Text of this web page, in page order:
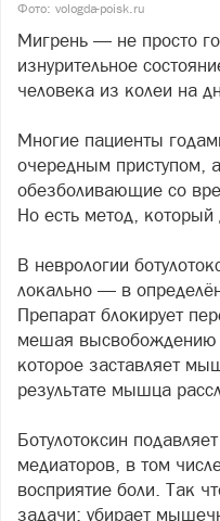
Фото: vologda-poisk.ru
Мигрень — не просто
изнурительное
человека из колеи на
Многие пациенты
очередным приступом,
обезболивающие со
Но есть метод, который
В неврологии
локально — в
Препарат блокирует
мешая высвобождению
которое заставляет
результате мышца
Ботулотоксин
медиаторов, в том
восприятие боли. Так
задачи: убирает